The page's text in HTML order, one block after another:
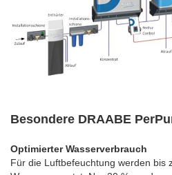
Besondere DRAABE
Optimierter Wasserverbrauch
Für die Luftbefeuchtung werden bis